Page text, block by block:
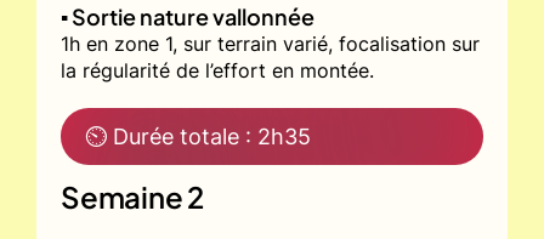
▪️ Sortie nature vallonnée
1h en zone 1, sur terrain varié, focalisation sur
la régularité de l’effort en montée.
⏲ Durée totale : 2h35
Semaine 2